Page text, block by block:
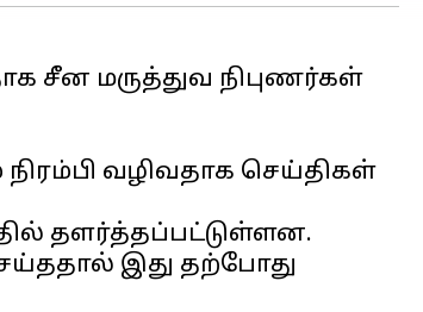
சீன மருத்துவ நிபுணர்கள்
வழிவதாக செய்திகள்
தளர்த்தப்பட்டுள்ளன.
இது தற்போது